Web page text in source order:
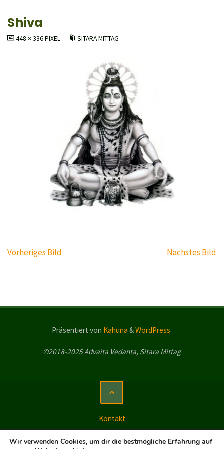
Shiva
ORIGINALGRÖSSE
448 × 336PIXEL SITARA MITTAG
Vorheriges Bild Nächstes Bild
Präsentiert von Kahuna &WordPress.
©2018-2025 Advaita Vedanta, Sitara Mittag
Kontakt
Wir verwenden Cookies, um dir die bestmögliche Erfahrung auf